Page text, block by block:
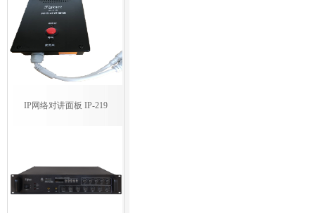
IP网络对讲面板 IP-219